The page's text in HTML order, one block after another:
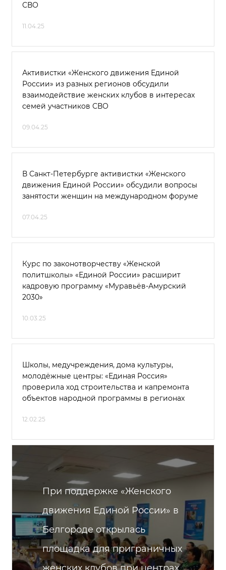
СВО
11.04.25
Активистки «Женского движения Единой
России» из разных регионов обсудили
взаимодействие женских клубов в интересах
семей участников СВО
09.04.25
В Санкт-Петербурге активистки «Женского
движения Единой России» обсудили вопросы
занятости женщин на международном форуме
07.04.25
Курс по законотворчеству «Женской
политшколы» «Единой России» расширит
кадровую программу «Муравьёв-Амурский
2030»
10.03.25
Школы, медучреждения, дома культуры,
молодёжные центры: «Единая Россия»
проверила ход строительства и капремонта
объектов народной программы в регионах
12.02.25
При поддержке «Женского
движения Единой России» в
Белгороде открылась
площадка для приграничных